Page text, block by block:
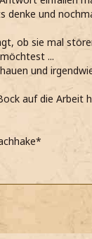
denke und
ob sie mal
...
und
auf die Arbeit